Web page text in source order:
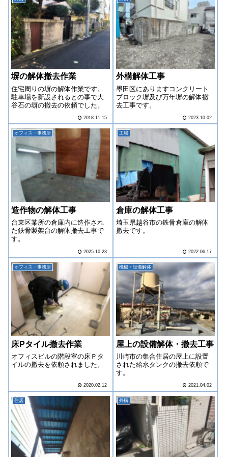
塀の解体撤去作業
住宅周りの塀の解体作業です。
駐車場を新設されるとの事で大
谷石の塀の撤去の依頼でした。
2018.11.15
外構解体工事
墨田区にありますコンクリート
ブロック塀及び万年塀の解体撤
去工事です。
2023.10.02
オフィス・事務所
造作物の解体工事
台東区某所の倉庫内に造作され
た鉄骨製架台の解体撤去工事で
す。
2025.10.23
工場
倉庫の解体工事
埼玉県越谷市の鉄骨倉庫の解体
撤去です。
2022.06.17
オフィス・事務所
床Pタイル撤去作業
オフィスビルの階段室の床Ｐタ
イルの撤去を依頼されました。
2020.02.12
機械・設備解体
屋上の設備解体・撤去工事
川崎市の集合住居の屋上に設置
された給水タンクの撤去依頼で
す。
2021.04.02
住居 外構